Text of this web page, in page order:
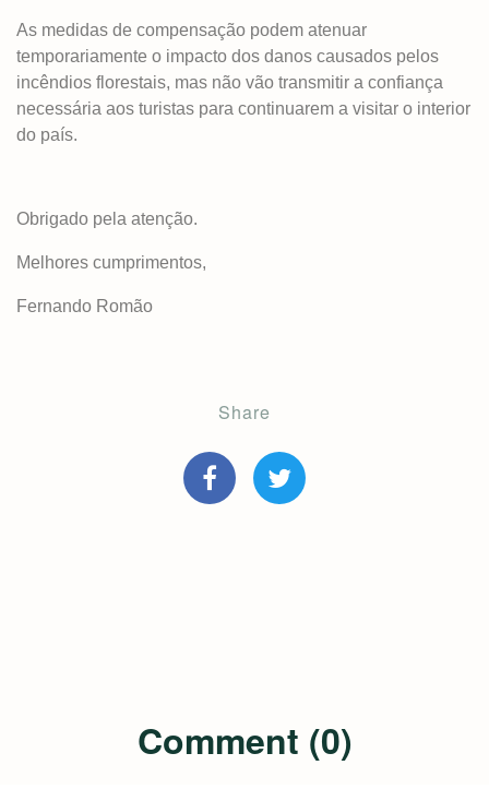
As medidas de compensação podem atenuar
temporariamente o impacto dos danos causados pelos
incêndios florestais, mas não vão transmitir a confiança
necessária aos turistas para continuarem a visitar o interior
do país.
Obrigado pela atenção.
Melhores cumprimentos,
Fernando Romão
Share
Comment (0)